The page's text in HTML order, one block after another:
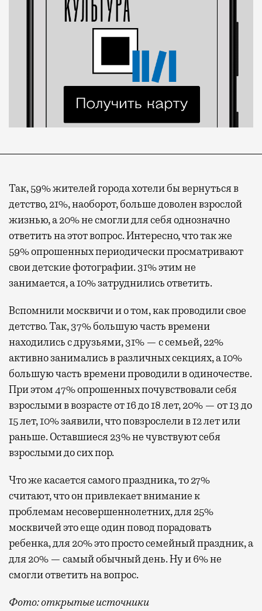
Так, 59% жителей города хотели бы вернуться в
детство, 21%, наоборот, больше доволен взрослой
жизнью, а 20% не смогли для себя однозначно
ответить на этот вопрос. Интересно, что так же
59% опрошенных периодически просматривают
свои детские фотографии. 31% этим не
занимается, а 10% затруднились ответить.
Вспомнили москвичи и о том, как проводили свое
детство. Так, 37% большую часть времени
находились с друзьями, 31% — с семьей, 22%
активно занимались в различных секциях, а 10%
большую часть времени проводили в одиночестве.
При этом 47% опрошенных почувствовали себя
взрослыми в возрасте от 16 до 18 лет, 20% — от 13 до
15 лет, 10% заявили, что повзрослели в 12 лет или
раньше. Оставшиеся 23% не чувствуют себя
взрослыми до сих пор.
Что же касается самого праздника, то 27%
считают, что он привлекает внимание к
проблемам несовершеннолетних, для 25%
москвичей это еще один повод порадовать
ребенка, для 20% это просто семейный праздник, а
для 20% — самый обычный день. Ну и 6% не
смогли ответить на вопрос.
Фото: открытые источники